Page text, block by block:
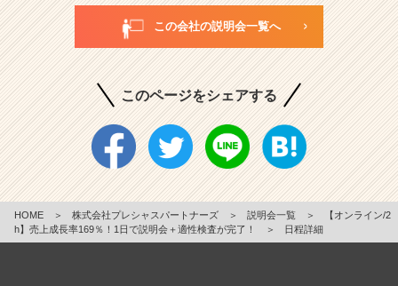
この会社の説明会一覧へ
このページをシェアする
HOME ＞ 株式会社プレシャスパートナーズ ＞ 説明会一覧 ＞
【オンライン/2
h】売上成長率169％！1日で説明会＋適性検査が完了！
＞ 日程詳細